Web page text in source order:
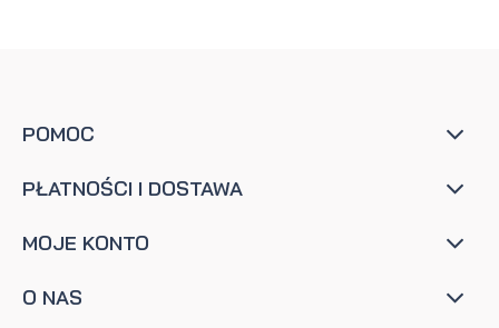
POMOC
PŁATNOŚCI I DOSTAWA
MOJE KONTO
O NAS